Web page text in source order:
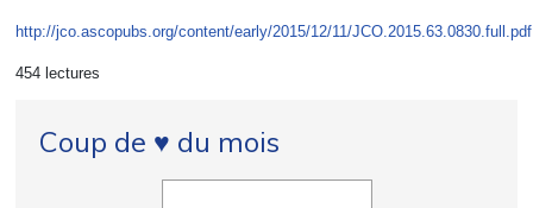
http://jco.ascopubs.org/content/early/2015/12/11/JCO.2015.63.0830.full.pdf
454 lectures
Coup de ♥ du mois